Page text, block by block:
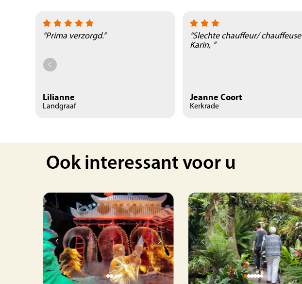
“Prima verzorgd.”
Lilianne
Landgraaf
“Slechte chauffeur/ chauffeuse
Karin, ”
Jeanne Coort
Kerkrade
Ook interessant voor u